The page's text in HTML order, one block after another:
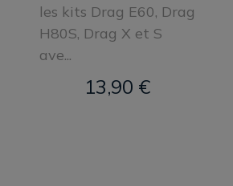
les kits Drag E60, Drag
H80S, Drag X et S
ave...
13,90 €